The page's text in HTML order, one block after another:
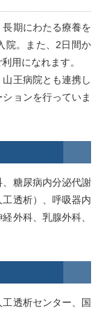
期にわたる療養を
院。また、2日間か
用になれます。
王病院とも連携し
ョンを行っていま
糖尿病内分泌代謝
透析）、呼吸器内
外科、乳腺外科、
透析センター、国